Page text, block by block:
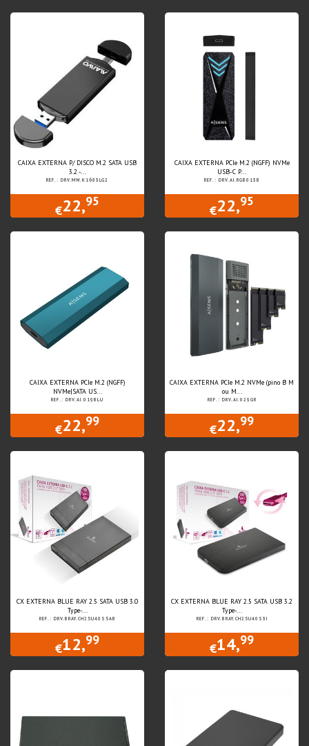
CAIXA EXTERNA P/ DISCO M.2 SATA USB
3.2 -...
REF.: DRV.MW.K1683LG2
€22,95
CAIXA EXTERNA PCIe M.2 (NGFF) NVMe
USB-C P...
REF.: DRV.AI.RGB013B
€22,95
CAIXA EXTERNA PCIe M.2 (NGFF)
NVMe|SATA US...
REF.: DRV.AI.019BLU
€22,99
CAIXA EXTERNA PCIe M.2 NVMe (pino B M
ou M...
REF.: DRV.AI.029GR
€22,99
CX EXTERNA BLUE RAY 2.5 SATA USB 3.0
Type-...
REF.: DRV.BRAY.CH25U40S5AB
€12,99
CX EXTERNA BLUE RAY 2.5 SATA USB 3.2
Type-...
REF.: DRV.BRAY.CH25U40S3I
€14,99